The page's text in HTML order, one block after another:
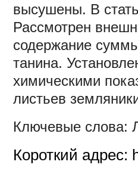
высушены. В
Рассмотрен
содержание
танина.
химическими
листьев
Короткий адрес: